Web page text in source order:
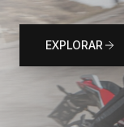
EXPLORAR